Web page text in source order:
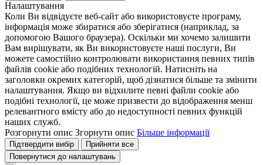
Налаштування
Коли Ви відвідуєте веб-сайт або використовуєте програму,
інформація може збиратися або зберігатися (наприклад, за
допомогою Вашого браузера). Оскільки ми хочемо залишити
Вам вирішувати, як Ви використовуєте наші послуги, Ви
можете самостійно контролювати використання певних типів
файлів cookie або подібних технологій. Натисніть на
заголовки окремих категорій, щоб дізнатися більше та змінити
налаштування. Якщо ви відхилите певні файли cookie або
подібні технології, це може призвести до відображення менш
релевантного вмісту або до недоступності певних функцій
наших служб.
Розгорнути опис Згорнути опис Більше інформації
Підтвердити вибір
Прийняти все
Повернутися до налаштувань